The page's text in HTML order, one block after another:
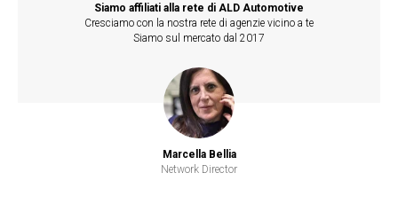
Siamo affiliati alla rete di ALD Automotive
Cresciamo con la nostra rete di agenzie vicino a te
Siamo sul mercato dal 2017
Marcella Bellia
Network Director